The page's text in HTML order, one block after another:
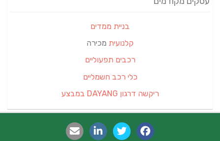
בניית ממדים
קלנועית מכירה
רכבים תפעוליים
כלי רכב חשמליים
ריקשה דרגון DAYANG במבצע